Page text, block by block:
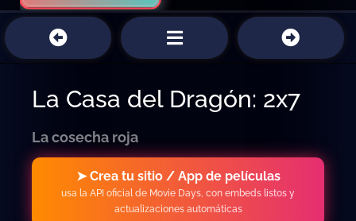
La Casa del Dragón: 2x7
La cosecha roja
➤ Crea tu sitio / App de películas
usa la API oficial de Movie Days, con embeds listos y
actualizaciones automáticas